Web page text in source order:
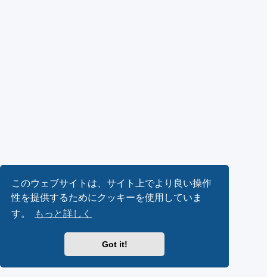
このウェブサイトは、サイト上でより良い操作
性を提供するためにクッキーを使用していま
す。
もっと詳しく
Got it!